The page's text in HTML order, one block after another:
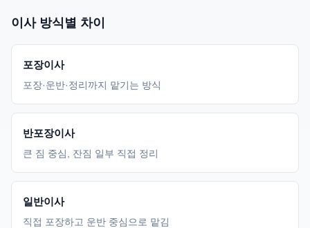
이사 방식별 차이
포장이사
포장·운반·정리까지 맡기는 방식
반포장이사
큰 짐 중심, 잔짐 일부 직접 정리
일반이사
직접 포장하고 운반 중심으로 맡김